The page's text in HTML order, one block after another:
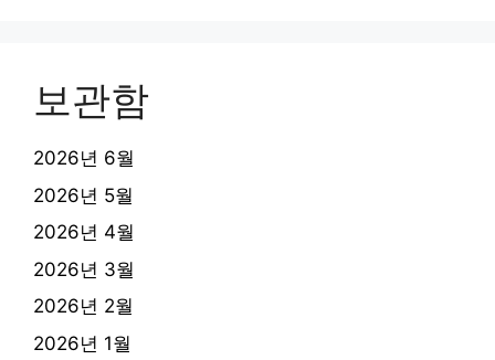
보관함
2026년 6월
2026년 5월
2026년 4월
2026년 3월
2026년 2월
2026년 1월